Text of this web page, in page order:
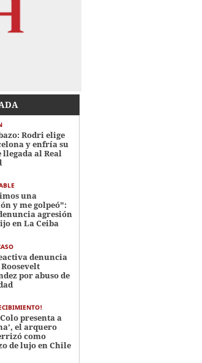
Rodri elige
y enfría su
llegada al Real
una
y me golpeó":
agresión
en La Ceiba
denuncia
por abuso de
presenta a
el arquero
como
de lujo en Chile